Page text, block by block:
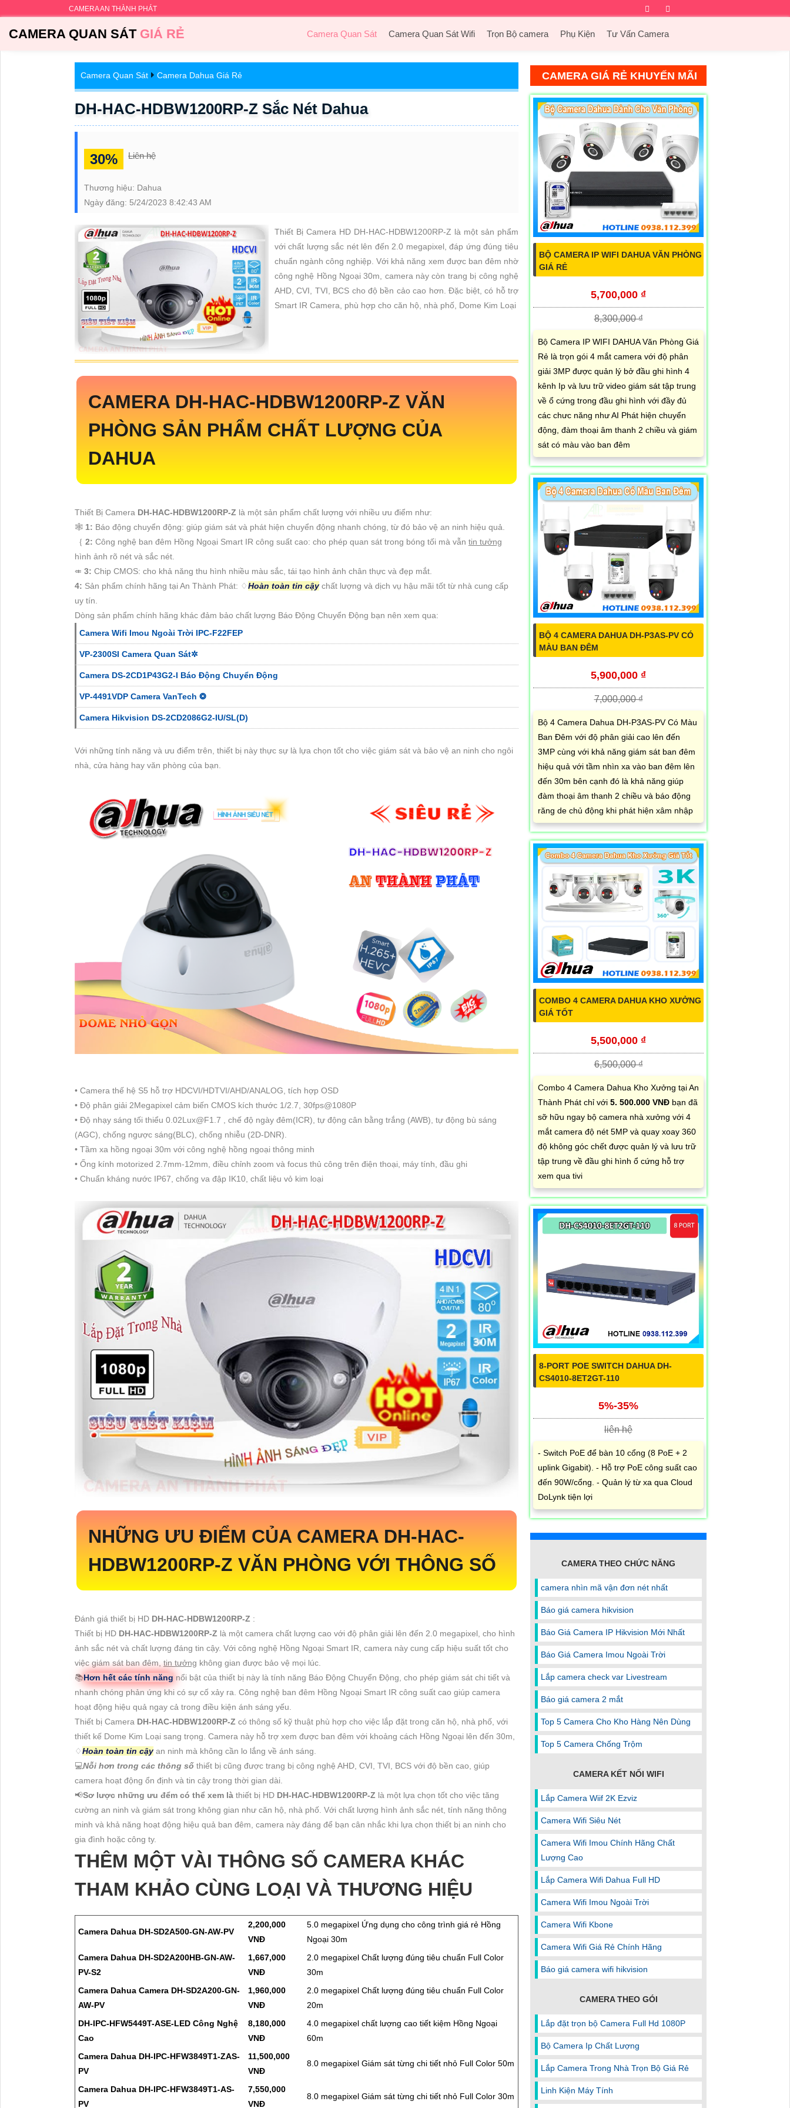
CAMERA AN THÀNH PHÁT Facebook
CAMERA QUAN SÁTGIÁ RẺ Camera Quan Sát Camera Quan Sát Wifi Trọn Bộ camera Phụ Kiện Tư Vấn Camera
Camera Quan Sát Camera Dahua Giá Rẻ
DH-HAC-HDBW1200RP-Z Sắc Nét Dahua
30% Liên hệ
Thương hiệu: Dahua
Ngày đăng: 5/24/2023 8:42:43 AM
Thiết Bị Camera HD DH-HAC-HDBW1200RP-Z là một sản phẩm
với chất lượng sắc nét lên đến 2.0 megapixel, đáp ứng đúng tiêu
chuẩn ngành công nghiệp. Với khả năng xem được ban đêm nhờ
công nghệ Hồng Ngoại 30m, camera này còn trang bị công nghệ
AHD, CVI, TVI, BCS cho độ bền cảo cao hơn. Đặc biệt, có hỗ trợ
Smart IR Camera, phù hợp cho căn hộ, nhà phố, Dome Kim Loại
CAMERA DH-HAC-HDBW1200RP-Z VĂN
PHÒNG SẢN PHẨM CHẤT LƯỢNG CỦA
DAHUA
Thiết Bị Camera DH-HAC-HDBW1200RP-Z là một sản phẩm chất lượng với nhiều ưu điểm như:
🕸 1: Báo động chuyển động: giúp giám sát và phát hiện chuyển động nhanh chóng, từ đó bảo vệ an ninh hiệu quả.
｛ 2: Công nghệ ban đêm Hồng Ngoại Smart IR công suất cao: cho phép quan sát trong bóng tối mà vẫn tin tưởng
hình ảnh rõ nét và sắc nét.
⤂ 3: Chip CMOS: cho khả năng thu hình nhiều màu sắc, tái tạo hình ảnh chân thực và đẹp mắt.
4: Sản phẩm chính hãng tại An Thành Phát: ♢Hoàn toàn tin cậychất lượng và dịch vụ hậu mãi tốt từ nhà cung cấp
uy tín.
Dòng sản phẩm chính hãng khác đảm bảo chất lượng Báo Động Chuyển Động bạn nên xem qua:
Camera Wifi Imou Ngoài Trời IPC-F22FEP
VP-2300SI Camera Quan Sát✲
Camera DS-2CD1P43G2-I Báo Động Chuyển Động
VP-4491VDP Camera VanTech ❂
Camera Hikvision DS-2CD2086G2-IU/SL(D)
Với những tính năng và ưu điểm trên, thiết bị này thực sự là lựa chọn tốt cho việc giám sát và bảo vệ an ninh cho ngôi
nhà, cửa hàng hay văn phòng của bạn.
• Camera thế hệ S5 hỗ trợ HDCVI/HDTVI/AHD/ANALOG, tích hợp OSD
• Độ phân giải 2Megapixel cảm biến CMOS kích thước 1/2.7, 30fps@1080P
• Độ nhạy sáng tối thiểu 0.02Lux@F1.7 , chế độ ngày đêm(ICR), tự động cân bằng trắng (AWB), tự động bù sáng
(AGC), chống ngược sáng(BLC), chống nhiễu (2D-DNR).
• Tầm xa hồng ngoại 30m với công nghệ hồng ngoại thông minh
• Ống kính motorized 2.7mm-12mm, điều chỉnh zoom và focus thủ công trên điện thoại, máy tính, đầu ghi
• Chuẩn kháng nước IP67, chống va đập IK10, chất liệu vỏ kim loại
NHỮNG ƯU ĐIỂM CỦA CAMERA DH-HAC-
HDBW1200RP-Z VĂN PHÒNG VỚI THÔNG SỐ
Đánh giá thiết bị HD DH-HAC-HDBW1200RP-Z :
Thiết bị HD DH-HAC-HDBW1200RP-Z là một camera chất lượng cao với độ phân giải lên đến 2.0 megapixel, cho hình
ảnh sắc nét và chất lượng đáng tin cậy. Với công nghệ Hồng Ngoại Smart IR, camera này cung cấp hiệu suất tốt cho
việc giám sát ban đêm, tin tưởng không gian được bảo vệ mọi lúc.
📚Hơn hết các tính năng nổi bật của thiết bị này là tính năng Báo Động Chuyển Động, cho phép giám sát chi tiết và
nhanh chóng phản ứng khi có sự cố xảy ra. Công nghệ ban đêm Hồng Ngoại Smart IR công suất cao giúp camera
hoạt động hiệu quả ngay cả trong điều kiện ánh sáng yếu.
Thiết bị Camera DH-HAC-HDBW1200RP-Z có thông số kỹ thuật phù hợp cho việc lắp đặt trong căn hộ, nhà phố, với
thiết kế Dome Kim Loại sang trọng. Camera này hỗ trợ xem được ban đêm với khoảng cách Hồng Ngoại lên đến 30m,
♢Hoàn toàn tin cậyan ninh mà không cần lo lắng về ánh sáng.
💻Nỗi hơn trong các thông số thiết bị cũng được trang bị công nghệ AHD, CVI, TVI, BCS với độ bền cao, giúp
camera hoạt động ổn định và tin cậy trong thời gian dài.
📢Sơ lược những ưu đểm có thể xem là thiết bị HD DH-HAC-HDBW1200RP-Z là một lựa chọn tốt cho việc tăng
cường an ninh và giám sát trong không gian như căn hộ, nhà phố. Với chất lượng hình ảnh sắc nét, tính năng thông
minh và khả năng hoạt động hiệu quả ban đêm, camera này đáng để bạn cân nhắc khi lựa chọn thiết bị an ninh cho
gia đình hoặc công ty.
THÊM MỘT VÀI THÔNG SỐ CAMERA KHÁC
THAM KHẢO CÙNG LOẠI VÀ THƯƠNG HIỆU
Camera Dahua DH-SD2A500-GN-AW-PV
2,200,000
VNĐ
5.0 megapixel Ứng dụng cho công trình giá rẻ Hồng
Ngoại 30m
Camera Dahua DH-SD2A200HB-GN-AW-
PV-S2
1,667,000
VNĐ
2.0 megapixel Chất lượng đúng tiêu chuẩn Full Color
30m
Camera Dahua Camera DH-SD2A200-GN-
AW-PV
1,960,000
VNĐ
2.0 megapixel Chất lượng đúng tiêu chuẩn Full Color
20m
DH-IPC-HFW5449T-ASE-LED Công Nghệ
Cao
8,180,000
VNĐ
4.0 megapixel chất lượng cao tiết kiệm Hồng Ngoại
60m
Camera Dahua DH-IPC-HFW3849T1-ZAS-
PV
11,500,000
VNĐ
8.0 megapixel Giám sát từng chi tiết nhỏ Full Color 50m
Camera Dahua DH-IPC-HFW3849T1-AS-
PV
7,550,000
VNĐ
8.0 megapixel Giám sát từng chi tiết nhỏ Full Color 30m
CAMERA GIÁ RẺ KHUYẾN MÃI
BỘ CAMERA IP WIFI DAHUA VĂN PHÒNG
GIÁ RẺ
5,700,000 ₫
8,300,000 ₫
Bộ Camera IP WIFI DAHUA Văn Phòng Giá
Rẻ là trọn gói 4 mắt camera với độ phân
giải 3MP được quản lý bở đầu ghi hình 4
kênh Ip và lưu trữ video giám sát tập trung
về ổ cứng trong đầu ghi hình với đầy đủ
các chưc năng như AI Phát hiện chuyển
động, đàm thoại âm thanh 2 chiều và giám
sát có màu vào ban đêm
BỘ 4 CAMERA DAHUA DH-P3AS-PV CÓ
MÀU BAN ĐÊM
5,900,000 ₫
7,000,000 ₫
Bộ 4 Camera Dahua DH-P3AS-PV Có Màu
Ban Đêm với độ phân giải cao lên đến
3MP cùng với khả năng giám sát ban đêm
hiệu quả với tầm nhìn xa vào ban đêm lên
đến 30m bên cạnh đó là khả năng giúp
đàm thoại âm thanh 2 chiều và báo động
răng de chủ động khi phát hiện xâm nhập
COMBO 4 CAMERA DAHUA KHO XƯỞNG
GIÁ TỐT
5,500,000 ₫
6,500,000 ₫
Combo 4 Camera Dahua Kho Xưởng tại An
Thành Phát chỉ với 5. 500.000 VNĐ bạn đã
sỡ hữu ngay bộ camera nhà xưởng với 4
mắt camera độ nét 5MP và quay xoay 360
độ không góc chết được quản lý và lưu trữ
tập trung về đầu ghi hình ổ cứng hỗ trợ
xem qua tivi
8-PORT POE SWITCH DAHUA DH-
CS4010-8ET2GT-110
5%-35%
liên hệ
- Switch PoE để bàn 10 cổng (8 PoE + 2
uplink Gigabit). - Hỗ trợ PoE công suất cao
đến 90W/cổng. - Quản lý từ xa qua Cloud
DoLynk tiện lợi
CAMERA THEO CHỨC NĂNG
camera nhìn mã vận đơn nét nhất
Báo giá camera hikvision
Báo Giá Camera IP Hikvision Mới Nhất
Báo Giá Camera Imou Ngoài Trời
Lắp camera check var Livestream
Báo giá camera 2 mắt
Top 5 Camera Cho Kho Hàng Nên Dùng
Top 5 Camera Chống Trộm
CAMERA KẾT NỐI WIFI
Lắp Camera Wiif 2K Ezviz
Camera Wifi Siêu Nét
Camera Wifi Imou Chính Hãng Chất
Lượng Cao
Lắp Camera Wifi Dahua Full HD
Camera Wifi Imou Ngoài Trời
Camera Wifi Kbone
Camera Wifi Giá Rẻ Chính Hãng
Báo giá camera wifi hikvision
CAMERA THEO GÓI
Lắp đặt trọn bộ Camera Full Hd 1080P
Bộ Camera Ip Chất Lượng
Lắp Camera Trong Nhà Trọn Bộ Giá Rẻ
Linh Kiện Máy Tính